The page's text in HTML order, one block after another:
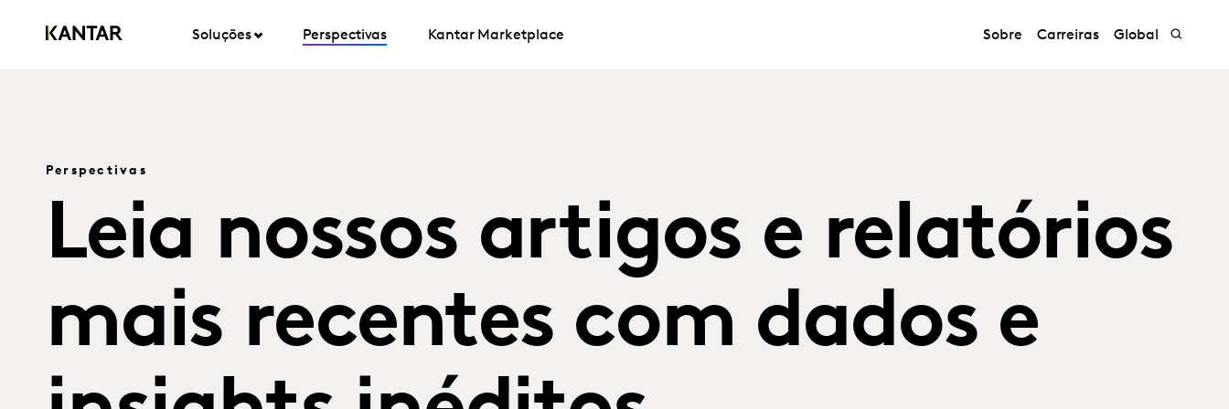
Soluções Perspectivas Kantar Marketplace Sobre Carreiras Global
Perspectivas
Leia nossos artigos e relatórios
mais recentes com dados e